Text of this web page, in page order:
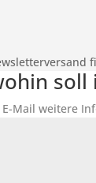
Mail weitere